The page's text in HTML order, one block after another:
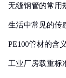
无缝钢管的常用
生活中常见的传
PE100管材的含
工业厂房载重标